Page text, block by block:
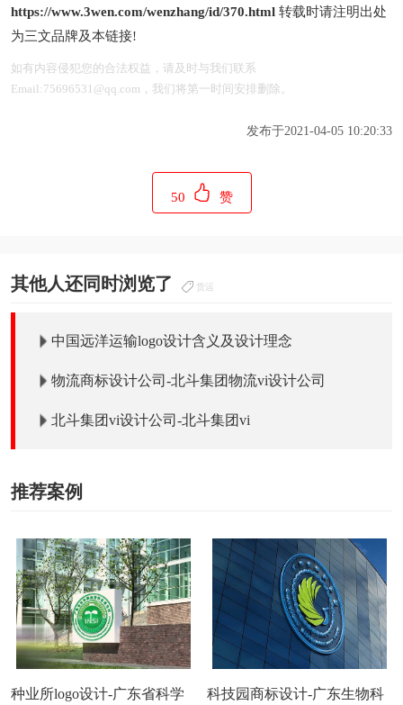
https://www.3wen.com/wenzhang/id/370.html 转载时请注明出处
为三文品牌及本链接!
如有内容侵犯您的合法权益，请及时与我们联系
Email:75696531@qq.com，我们将第一时间安排删除。
发布于2021-04-05 10:20:33
50 赞
其他人还同时浏览了 货运
中国远洋运输logo设计含义及设计理念
物流商标设计公司-北斗集团物流vi设计公司
北斗集团vi设计公司-北斗集团vi
推荐案例
种业所logo设计-广东省科学
科技园商标设计-广东生物科